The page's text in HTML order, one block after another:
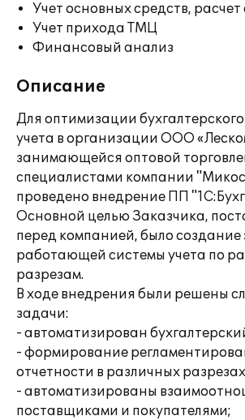
Учет основных средств,
Учет прихода ТМЦ
Финансовый анализ
Описание
Для оптимизации
учета в организации ООО
занимающейся оптовой
специалистами компании
проведено внедрение ПП
Основной целью Заказчика,
перед компанией, было
работающей системы учета по
разрезам.
В ходе внедрения были решены
задачи:
- автоматизирован
- формирование
отчетности в различных
- автоматизированы
поставщиками и покупателями;